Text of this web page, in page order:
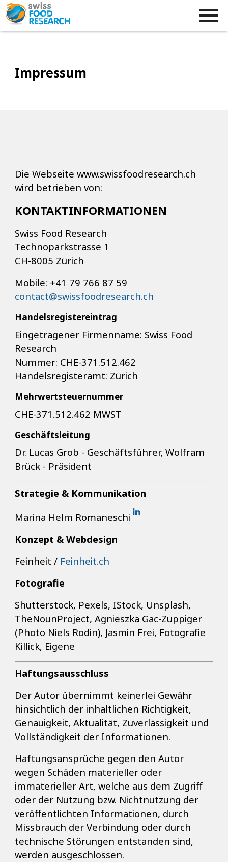
Impressum
Die Webseite www.swissfoodresearch.ch
wird betrieben von:
KONTAKTINFORMATIONEN
Swiss Food Research
Technoparkstrasse 1
CH-8005 Zürich
Mobile: +41 79 766 87 59
contact@swissfoodresearch.ch
Handelsregistereintrag
Eingetragener Firmenname: Swiss Food
Research
Nummer: CHE-371.512.462
Handelsregisteramt: Zürich
Mehrwertsteuernummer
CHE-371.512.462 MWST
Geschäftsleitung
Dr. Lucas Grob - Geschäftsführer, Wolfram
Brück - Präsident
Strategie & Kommunikation
Marina Helm Romaneschi
Konzept & Webdesign
Feinheit / Feinheit.ch
Fotografie
Shutterstock, Pexels, IStock, Unsplash,
TheNounProject, Agnieszka Gac-Zuppiger
(Photo Niels Rodin), Jasmin Frei, Fotografie
Killick, Eigene
Haftungsausschluss
Der Autor übernimmt keinerlei Gewähr
hinsichtlich der inhaltlichen Richtigkeit,
Genauigkeit, Aktualität, Zuverlässigkeit und
Vollständigkeit der Informationen.
Haftungsansprüche gegen den Autor
wegen Schäden materieller oder
immaterieller Art, welche aus dem Zugriff
oder der Nutzung bzw. Nichtnutzung der
veröffentlichten Informationen, durch
Missbrauch der Verbindung oder durch
technische Störungen entstanden sind,
werden ausgeschlossen.